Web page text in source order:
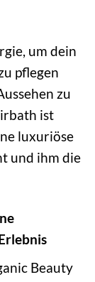
um dein
pflegen
zu
ist
luxuriöse
und ihm die
Beauty